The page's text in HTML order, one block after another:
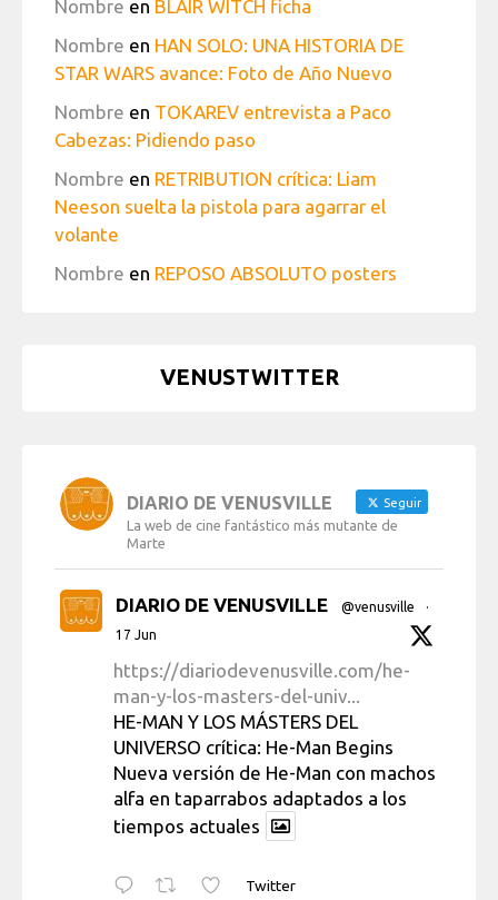
Nombre en BLAIR WITCH ficha
Nombre en HAN SOLO: UNA HISTORIA DE
STAR WARS avance: Foto de Año Nuevo
Nombre en TOKAREV entrevista a Paco
Cabezas: Pidiendo paso
Nombre en RETRIBUTION crítica: Liam
Neeson suelta la pistola para agarrar el
volante
Nombre en REPOSO ABSOLUTO posters
VENUSTWITTER
DIARIO DE VENUSVILLE Seguir
La web de cine fantástico más mutante de
Marte
DIARIO DE VENUSVILLE @venusville
·
17 Jun
https://diariodevenusville.com/he-
man-y-los-masters-del-univ...
HE-MAN Y LOS MÁSTERS DEL
UNIVERSO crítica: He-Man Begins
Nueva versión de He-Man con machos
alfa en taparrabos adaptados a los
tiempos actuales
Twitter